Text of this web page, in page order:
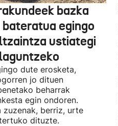
bazka
egingo
ustiategi
dute erosketa,
jo dituen
beharrak
egin ondoren.
zuzenak, berriz, urte
dituzte.